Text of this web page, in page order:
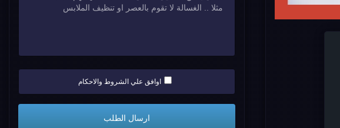
اوافق علي الشروط والاحكام